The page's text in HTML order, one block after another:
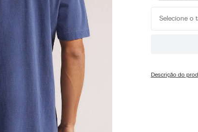
Selecione o
Descrição do